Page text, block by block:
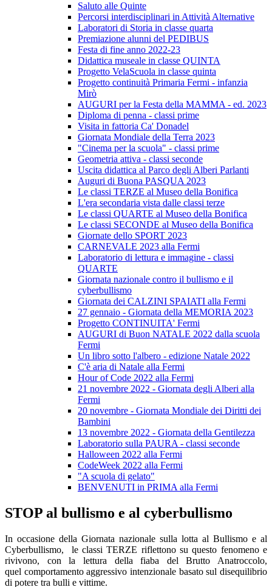
Saluto alle Quinte
Percorsi interdisciplinari in Attività Alternative
Laboratori di Storia in classe quarta
Premiazione alunni del PEDIBUS
Festa di fine anno 2022-23
Didattica museale in classe QUINTA
Progetto VelaScuola in classe quinta
Progetto continuità Primaria Fermi - infanzia
Mirò
AUGURI per la Festa della MAMMA - ed. 2023
Diploma di penna - classi prime
Visita in fattoria Ca' Donadel
Giornata Mondiale della Terra 2023
"Cinema per la scuola" - classi prime
Geometria attiva - classi seconde
Uscita didattica al Parco degli Alberi Parlanti
Auguri di Buona PASQUA 2023
Le classi TERZE al Museo della Bonifica
L'era secondaria vista dalle classi terze
Le classi QUARTE al Museo della Bonifica
Le classi SECONDE al Museo della Bonifica
Giornate dello SPORT 2023
CARNEVALE 2023 alla Fermi
Laboratorio di lettura e immagine - classi
QUARTE
Giornata nazionale contro il bullismo e il
cyberbullismo
Giornata dei CALZINI SPAIATI alla Fermi
27 gennaio - Giornata della MEMORIA 2023
Progetto CONTINUITA' Fermi
AUGURI di Buon NATALE 2022 dalla scuola
Fermi
Un libro sotto l'albero - edizione Natale 2022
C'è aria di Natale alla Fermi
Hour of Code 2022 alla Fermi
21 novembre 2022 - Giornata degli Alberi alla
Fermi
20 novembre - Giornata Mondiale dei Diritti dei
Bambini
13 novembre 2022 - Giornata della Gentilezza
Laboratorio sulla PAURA - classi seconde
Halloween 2022 alla Fermi
CodeWeek 2022 alla Fermi
"A scuola di gelato"
BENVENUTI in PRIMA alla Fermi
STOP al bullismo e al cyberbullismo
In occasione della Giornata nazionale sulla lotta al Bullismo e al
Cyberbullismo,
le classi TERZE riflettono su questo fenomenoe
rivivono, con la lettura della fiaba del Brutto Anatroccolo,
quel comportamento aggressivo intenzionale basato sul disequilibrio
di potere tra bulli e vittime.